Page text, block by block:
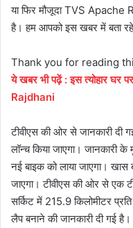
या फिर मौजूदा TVS Apache
है। हम आपको इस खबर में बता
Thank you for reading
ये खबर भी पढ़ें: इस त्योहार घर
Rajdhani
टीवीएस की ओर से जानकारी दी
लॉन्‍च किया जाएगा। जानकारी
नई बाइक को लाया जाएगा। खास
जाएगा। टीवीएस की ओर से एक
सर्किट में 215.9 किलोमीटर
लैप बनाने की जानकारी दी गई